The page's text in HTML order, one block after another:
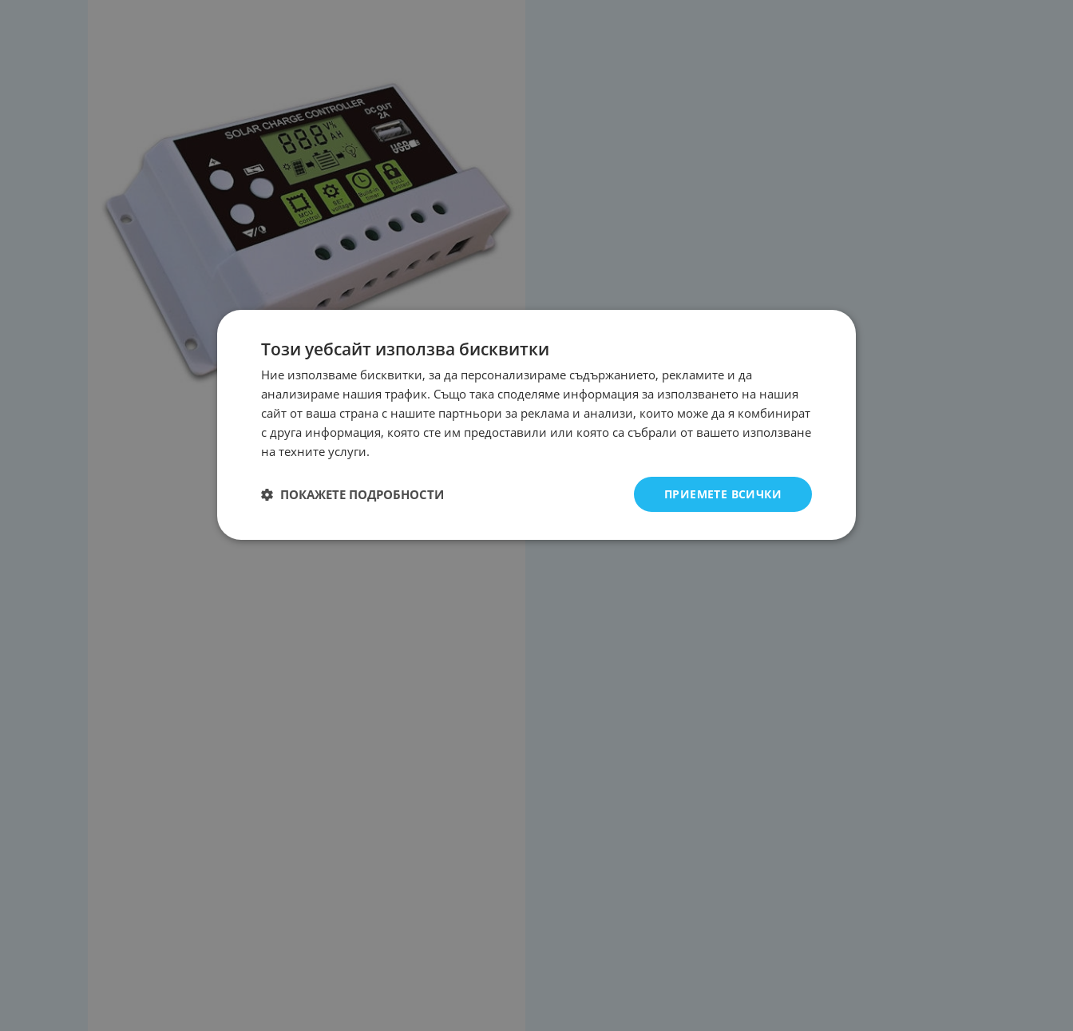
Този уебсайт използва бисквитки
Ние използваме бисквитки, за да персонализираме съдържанието, рекламите и да
анализираме нашия трафик. Също така споделяме информация за използването на нашия
сайт от ваша страна с нашите партньори за реклама и анализи, които може да я комбинират
с друга информация, която сте им предоставили или която са събрали от вашето използване
на техните услуги.
ПРИЕМЕТЕ ВСИЧКИ
ПОКАЖЕТЕ ПОДРОБНОСТИ